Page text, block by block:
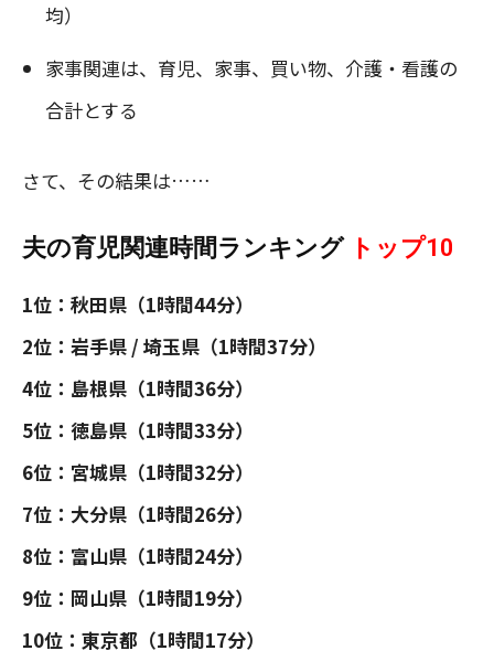
均）
家事関連は、育児、家事、買い物、介護・看護の
合計とする
さて、その結果は……
夫の育児関連時間ランキング トップ10
1位：秋田県（1時間44分）
2位：岩手県 / 埼玉県（1時間37分）
4位：島根県（1時間36分）
5位：徳島県（1時間33分）
6位：宮城県（1時間32分）
7位：大分県（1時間26分）
8位：富山県（1時間24分）
9位：岡山県（1時間19分）
10位：東京都（1時間17分）